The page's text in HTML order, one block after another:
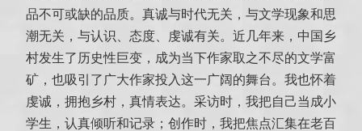
品不可或缺的品质。真诚与时代无关，与文学现象和思
潮无关，与认识、态度、虔诚有关。近几年来，中国乡
村发生了历史性巨变，成为当下作家取之不尽的文学富
矿，也吸引了广大作家投入这一广阔的舞台。我也怀着
虔诚，拥抱乡村，真情表达。采访时，我把自己当成小
学生，认真倾听和记录；创作时，我把焦点汇集在老百